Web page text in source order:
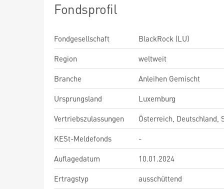
Fondsprofil
Fondgesellschaft
BlackRock (LU)
Region
weltweit
Branche
Anleihen Gemischt
Ursprungsland
Luxemburg
Vertriebszulassungen
Österreich, Deutschland,
KESt-Meldefonds
-
Auflagedatum
10.01.2024
Ertragstyp
ausschüttend